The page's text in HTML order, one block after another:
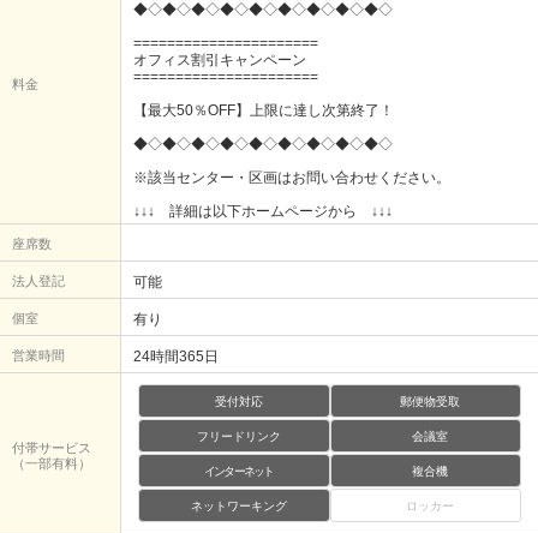
料金
◆◇◆◇◆◇◆◇◆◇◆◇◆◇◆◇◆◇
======================
オフィス割引キャンペーン
======================
【最大50％OFF】上限に達し次第終了！
◆◇◆◇◆◇◆◇◆◇◆◇◆◇◆◇◆◇
※該当センター・区画はお問い合わせください。
↓↓↓ 詳細は以下ホームページから ↓↓↓
座席数
法人登記 可能
個室 有り
営業時間 24時間365日
付帯サービス
（一部有料）
受付対応 郵便物受取
フリードリンク 会議室
インターネット 複合機
ネットワーキング ロッカー